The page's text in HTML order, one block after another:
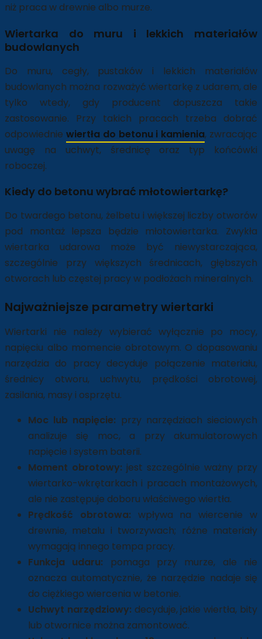
niż praca w drewnie albo murze.
Wiertarka do muru i lekkich materiałów
budowlanych
Do muru, cegły, pustaków i lekkich materiałów
budowlanych można rozważyć wiertarkę z udarem, ale
tylko wtedy, gdy producent dopuszcza takie
zastosowanie. Przy takich pracach trzeba dobrać
odpowiednie wiertła do betonu i kamienia, zwracając
uwagę na uchwyt, średnicę oraz typ końcówki
roboczej.
Kiedy do betonu wybrać młotowiertarkę?
Do twardego betonu, żelbetu i większej liczby otworów
pod montaż lepsza będzie młotowiertarka. Zwykła
wiertarka udarowa może być niewystarczająca,
szczególnie przy większych średnicach, głębszych
otworach lub częstej pracy w podłożach mineralnych.
Najważniejsze parametry wiertarki
Wiertarki nie należy wybierać wyłącznie po mocy,
napięciu albo momencie obrotowym. O dopasowaniu
narzędzia do pracy decyduje połączenie materiału,
średnicy otworu, uchwytu, prędkości obrotowej,
zasilania, masy i osprzętu.
Moc lub napięcie: przy narzędziach sieciowych
analizuje się moc, a przy akumulatorowych
napięcie i system baterii.
Moment obrotowy: jest szczególnie ważny przy
wiertarko-wkrętarkach i pracach montażowych,
ale nie zastępuje doboru właściwego wiertła.
Prędkość obrotowa: wpływa na wiercenie w
drewnie, metalu i tworzywach; różne materiały
wymagają innego tempa pracy.
Funkcja udaru: pomaga przy murze, ale nie
oznacza automatycznie, że narzędzie nadaje się
do ciężkiego wiercenia w betonie.
Uchwyt narzędziowy: decyduje, jakie wiertła, bity
lub otwornice można zamontować.